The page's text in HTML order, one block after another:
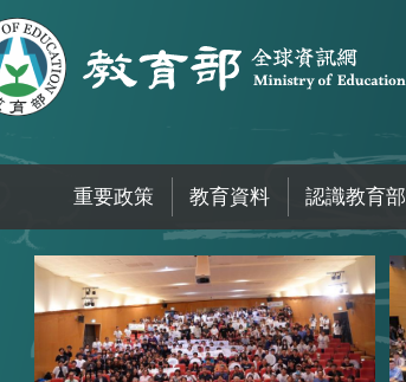
重要政策 教育資料 認識教育部